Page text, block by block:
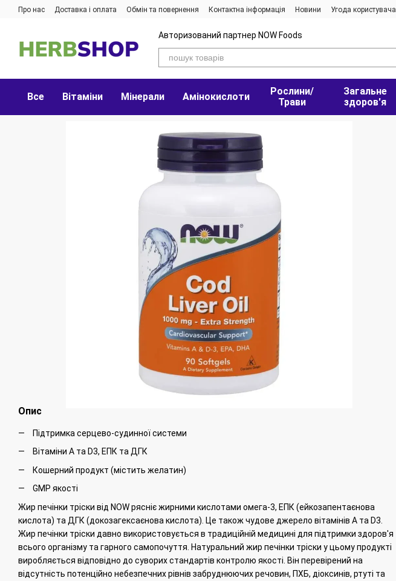
Перейти до основного контенту
Про нас Доставка і оплата Обмін та повернення Контактна інформація Новини Угода користувача
Авторизований партнер NOW Foods
Все Вітаміни Мінерали Амінокислоти
Рослини/
Трави
Загальне
здоров'я
Опис
Підтримка серцево-судинної системи
Вітаміни A та D3, ЕПК та ДГК
Кошерний продукт (містить желатин)
GMP якості
Жир печінки тріски від NOW рясніє жирними кислотами омега-3, ЕПК (ейкозапентаєнова
кислота) та ДГК (докозагексаєнова кислота). Це також чудове джерело вітамінів А та D3.
Жир печінки тріски давно використовується в традиційній медицині для підтримки здоров'я
всього організму та гарного самопочуття. Натуральний жир печінки тріски у цьому продукті
виробляється відповідно до суворих стандартів контролю якості. Він перевірений на
відсутність потенційно небезпечних рівнів забруднюючих речовин, ПХБ, діоксинів, ртуті та